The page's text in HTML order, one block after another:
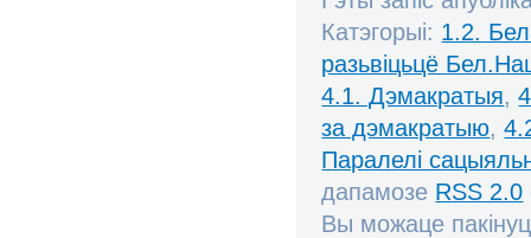
Катэгорыі: 1.2.
разьвіцьцё
4.1. Дэмакратыя,
за дэмакратыю,
Паралелі
дапамозе RSS 2.0
Вы можаце